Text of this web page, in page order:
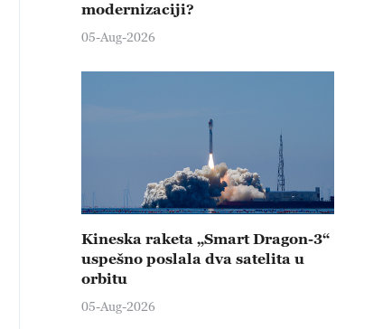
modernizaciji?
05-Aug-2026
Kineska raketa „Smart Dragon-3“
uspešno poslala dva satelita u
orbitu
05-Aug-2026